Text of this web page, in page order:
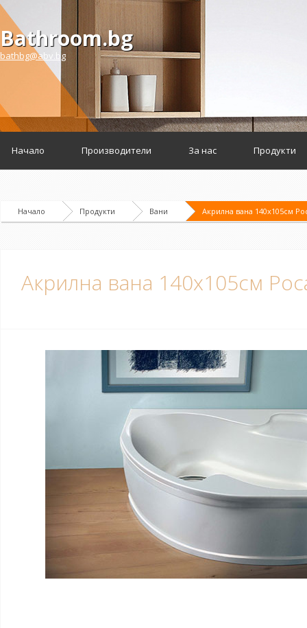
Bathroom.bg
bathbg@abv.bg
Начало Производители За нас Продукти
Начало Продукти Вани Акрилна вана 140x105см
Акрилна вана 140x105см